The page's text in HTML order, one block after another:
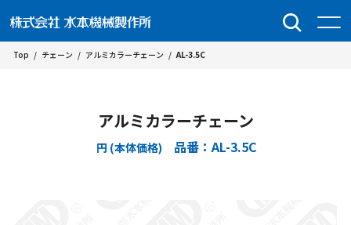
Top / チェーン / アルミカラーチェーン / AL-3.5C
アルミカラーチェーン
円 (本体価格) 品番：AL-3.5C